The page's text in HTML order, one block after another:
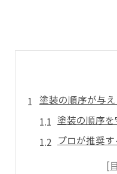
塗装の順序が与
塗装の順序
プロが推奨
塗装順序が